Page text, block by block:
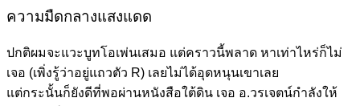
ความมืดกลางแสงแดด
ปกติผมจะแวะบูทโอเพ่นเสมอ แต่คราวนี้พลาด หาเท่าไหร่ก็ไม่
เจอ (เพิ่งรู้ว่าอยู่แถวตัว R) เลยไม่ได้อุดหนุนเขาเลย
แต่กระนั้นก็ยังดีที่พอผ่านหนังสือใต้ดิน เจอ อ.วรเจตน์กำลังให้